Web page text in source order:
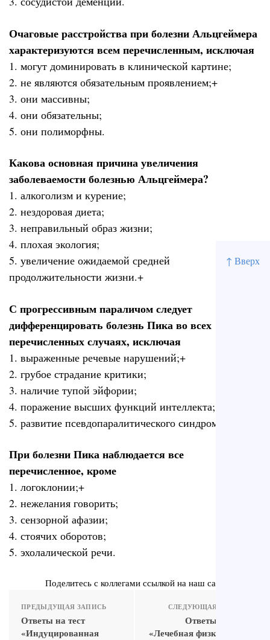
↑ Вверх
Очаговые расстройства при болезни Альцгеймера
характеризуются всем перечисленным, исключая
1. могут доминировать в клинической картине;
2. не являются обязательным проявлением;+
3. они массивны;
4. они обязательны;
5. они полиморфны.
Какова основная причина увеличения
заболеваемости болезнью Альцгеймера?
1. алкоголизм и курение;
2. нездоровая диета;
3. неправильный образ жизни;
4. плохая экология;
5. увеличение ожидаемой средней
продолжительности жизни.+
С прогрессивным параличом следует
дифференцировать болезнь Пика во всех
перечисленных случаях, исключая
1. выраженные речевые нарушений;+
2. грубое страдание критики;
3. наличие тупой эйфории;
4. поражение высших функций интеллекта;
5. развитие псевдопаралитического синдрома.
При болезни Пика наблюдается все
перечисленное, кроме
1. логоклонии;+
2. нежелания говорить;
3. сензорной афазии;
4. стоячих оборотов;
5. эхолалической речи.
Поделитесь с коллегами ссылкой на наш сайт
ПРЕДЫДУЩАЯ ЗАПИСЬ
Ответы на тест
«Индуцированная
СЛЕДУЮЩАЯ ЗАПИСЬ
Ответы на тест
«Лечебная физкультура